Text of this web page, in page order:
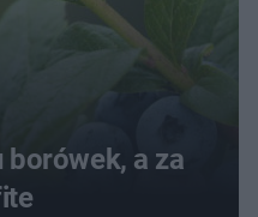
a za